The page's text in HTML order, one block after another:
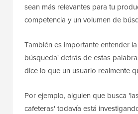
sean más relevantes para tu
competencia y un volumen de
También es importante entender
búsqueda' detrás de estas
dice lo que un usuario realmente
Por ejemplo, alguien que busca
cafeteras' todavía está